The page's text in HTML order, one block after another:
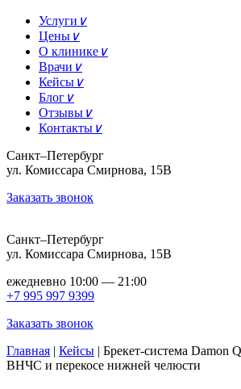
Услуги ∨
Цены ∨
О клинике ∨
Врачи ∨
Кейсы ∨
Блог ∨
Отзывы ∨
Контакты ∨
Санкт–Петербург
ул. Комиссара Смирнова, 15В
Заказать звонок
Санкт–Петербург
ул. Комиссара Смирнова, 15В
ежедневно 10:00 — 21:00
+7 995 997 9399
Заказать звонок
Главная | Кейсы | Брекет-система Damon
ВНЧС и перекосе нижней челюсти